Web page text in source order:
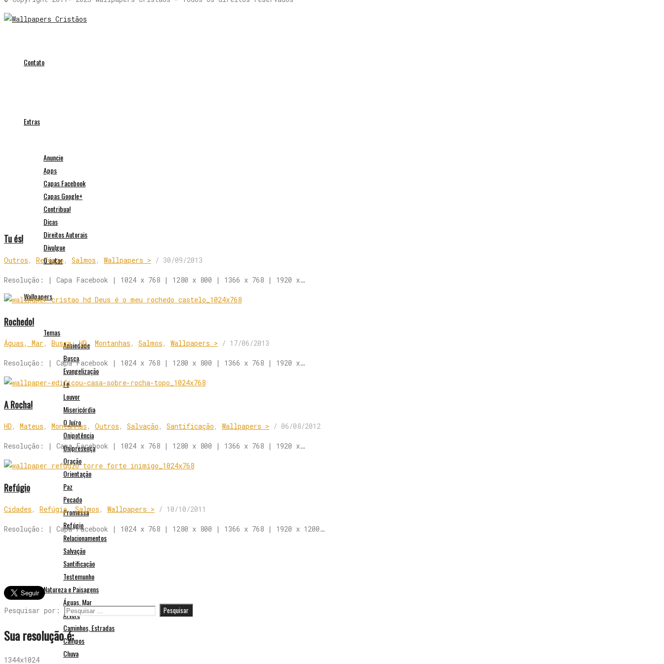
Contato
Extras
Anuncie
Apps
Capas Facebook
Capas Google+
Contribua!
Dicas
Direitos Autorais
Divulgue
O autor
Wallpapers
Temas
Ansiedade
Busca
Evangelização
Fé
Louvor
Misericórdia
O Juízo
Onipotência
Onipresença
Oração
Orientação
Paz
Pecado
Promessa
Refúgio
Relacionamentos
Salvação
Santificação
Testemunho
Natureza e Paisagens
Águas, Mar
Árvore
Caminhos, Estradas
Campos
Chuva
Tu és!
Outros , Refúgio , Salmos , Wallpapers > / 30/09/2013
Resolução: | Capa Facebook | 1024 x 768 | 1280 x 800 | 1366 x 768 | 1920 x…
Rochedo!
Águas, Mar , Busca,HD, Montanhas , Salmos , Wallpapers > / 17/06/2013
Resolução: | Capa Facebook | 1024 x 768 | 1280 x 800 | 1366 x 768 | 1920 x…
A Rocha!
HD , Mateus , Montanhas , Outros , Salvação , Santificação , Wallpapers > / 06/08/2012
Resolução: | Capa Facebook | 1024 x 768 | 1280 x 800 | 1366 x 768 | 1920 x…
Refúgio
Cidades , Refúgio,Salmos , Wallpapers > / 10/10/2011
Resolução: | Capa Facebook | 1024 x 768 | 1280 x 800 | 1366 x 768 | 1920 x 1200…
Pesquisar por:
Sua resolução é:
1344x1024